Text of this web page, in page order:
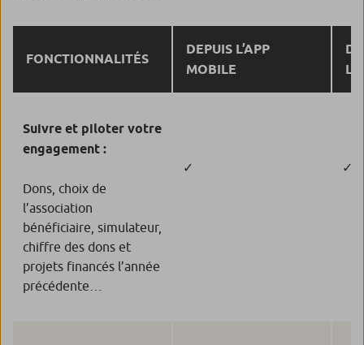
FONCTIONNALITÉS
DEPUIS L’APP
MOBILE
Suivre et piloter votre
engagement :
Dons, choix de
l’association
bénéficiaire, simulateur,
chiffre des dons et
projets financés l’année
précédente…
✓ ✓